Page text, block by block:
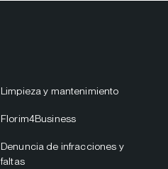
Limpieza y mantenimiento
Florim4Business
Denuncia de infracciones y
faltas